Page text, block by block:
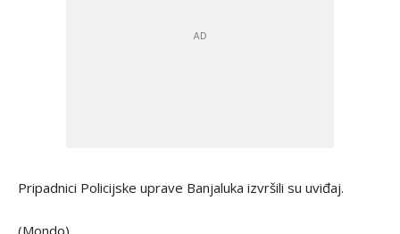
Pripadnici Policijske uprave Banjaluka izvršili su uviđaj.
(Mondo)